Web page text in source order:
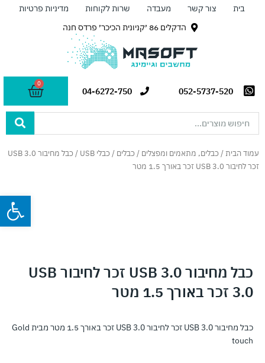
בית צור קשר מעבדה שרות לקוחות
מדיניות פרטיות
הדקלים 86 ׳קניונית הכיכר׳ פרדס חנה
052-5737-520
04-6272-750
0
עגלת
קניות
עמוד הבית / כבלים, מתאמים ומפצלים / כבלים / כבלי USB
/ כבל מחיבור USB 3.0
זכר לחיבור USB 3.0 זכר באורך 1.5 מטר
כבל מחיבור USB 3.0 זכר לחיבור USB
3.0 זכר באורך 1.5 מטר
כבל מחיבור USB 3.0 זכר לחיבור USB 3.0 זכר באורך 1.5 מטר מבית Gold
touch